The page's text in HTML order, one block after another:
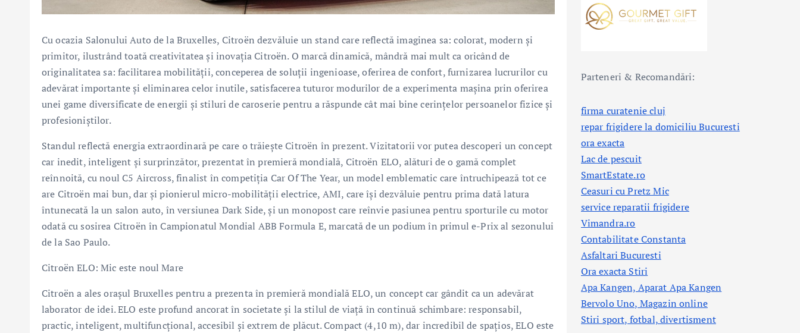
Cu ocazia Salonului Auto de la Bruxelles, Citroën dezvăluie un stand care reflectă imaginea sa: colorat, modern și
primitor, ilustrând toată creativitatea și inovația Citroën. O marcă dinamică, mândră mai mult ca oricând de
originalitatea sa: facilitarea mobilității, conceperea de soluții ingenioase, oferirea de confort, furnizarea lucrurilor cu
adevărat importante și eliminarea celor inutile, satisfacerea tuturor modurilor de a experimenta mașina prin oferirea
unei game diversificate de energii și stiluri de caroserie pentru a răspunde cât mai bine cerințelor persoanelor fizice și
profesioniștilor.
Standul reflectă energia extraordinară pe care o trăiește Citroën în prezent. Vizitatorii vor putea descoperi un concept
car inedit, inteligent și surprinzător, prezentat în premieră mondială, Citroën ELO, alături de o gamă complet
reînnoită, cu noul C5 Aircross, finalist în competiția Car Of The Year, un model emblematic care întruchipează tot ce
are Citroën mai bun, dar și pionierul micro-mobilității electrice, AMI, care își dezvăluie pentru prima dată latura
întunecată la un salon auto, în versiunea Dark Side, și un monopost care reînvie pasiunea pentru sporturile cu motor
odată cu sosirea Citroën în Campionatul Mondial ABB Formula E, marcată de un podium în primul e-Prix al sezonului
de la Sao Paulo.
Citroën ELO: Mic este noul Mare
Citroën a ales orașul Bruxelles pentru a prezenta în premieră mondială ELO, un concept car gândit ca un adevărat
laborator de idei. ELO este profund ancorat în societate și la stilul de viață în continuă schimbare: responsabil,
practic, inteligent, multifuncțional, accesibil și extrem de plăcut. Compact (4,10 m), dar incredibil de spațios, ELO este
Parteneri & Recomandări:
firma curatenie cluj
repar frigidere la domiciliu Bucuresti
ora exacta
Lac de pescuit
SmartEstate.ro
Ceasuri cu Pretz Mic
service reparatii frigidere
Vimandra.ro
Contabilitate Constanta
Asfaltari Bucuresti
Ora exacta Stiri
Apa Kangen, Aparat Apa Kangen
Bervolo Uno, Magazin online
Stiri sport, fotbal,divertisment